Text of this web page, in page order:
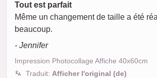
Tout est parfait
Même un changement de taille a été
beaucoup.
- Jennifer
Impression Photocollage Affiche 40x60cm
Traduit: Afficher l'original (de)